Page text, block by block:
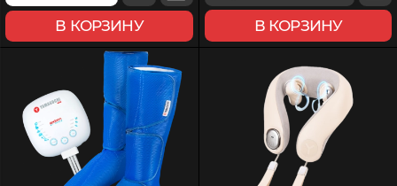
В КОРЗИНУ В КОРЗИНУ